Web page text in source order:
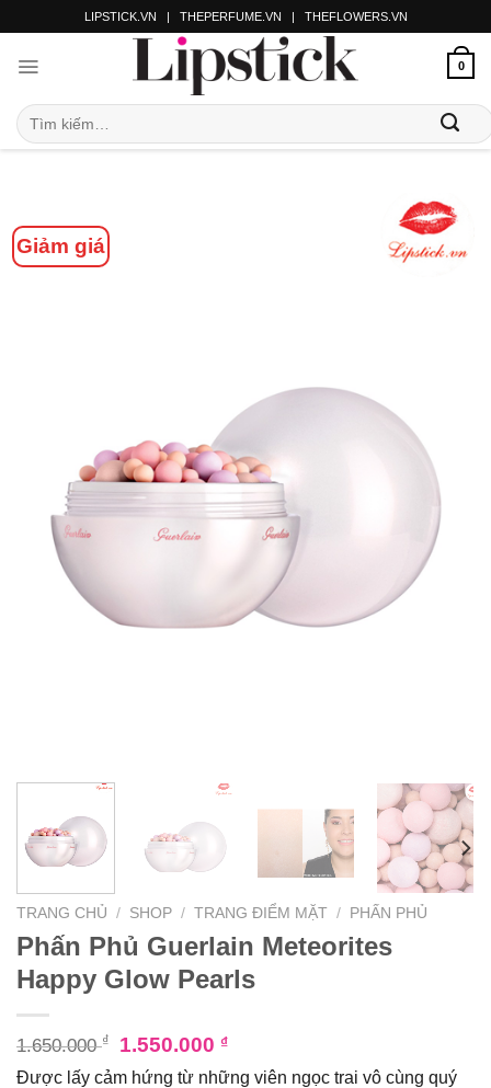
LIPSTICK.VN | THEPERFUME.VN | THEFLOWERS.VN
0
Giảm giá
TRANG CHỦ / SHOP / TRANG ĐIỂM MẶT / PHẤN PHỦ
Phấn Phủ Guerlain Meteorites
Happy Glow Pearls
1.650.000₫ 1.550.000 ₫
Được lấy cảm hứng từ những viên ngọc trai vô cùng quý